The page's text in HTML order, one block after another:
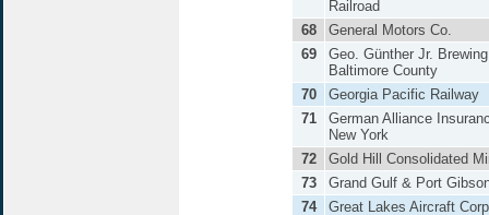
Railroad
68
General Motors Co.
69
Geo. Günther Jr.
Baltimore County
70
Georgia Pacific Railway
71
German Alliance
New York
72
Gold Hill Consolidated
73
Grand Gulf & Port
74
Great Lakes Aircraft